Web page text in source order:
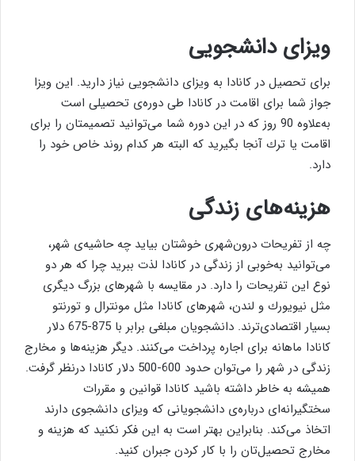
ویزای دانشجویی
برای تحصیل در كانادا به ویزای دانشجویی نیاز دارید. این ویزا
جواز شما برای اقامت در كانادا طی دوره‌ی تحصیلی است
به‌علاوه 90 روز كه در این دوره شما می‌توانید تصمیمتان را برای
اقامت یا ترك آنجا بگیرید كه البته هر كدام روند خاص خود را
دارد.
هزینه‌های زندگی
چه از تفریحات درون‌شهری خوشتان بیاید چه حاشیه‌ی شهر،
می‌توانید به‌خوبی از زندگی در كانادا لذت ببرید چرا كه هر دو
نوع این تفریحات را دارد. در مقایسه با شهرهای بزرگ دیگری
مثل نیویورك و لندن، شهرهای كانادا مثل مونترال و تورنتو
بسیار اقتصادی‌ترند. دانشجویان مبلغی برابر با 875-675 دلار
كانادا ماهانه برای اجاره پرداخت می‌كنند. دیگر هزینه‌ها و مخارج
زندگی در شهر را می‌توان حدود 600-500 دلار كانادا درنظر گرفت.
همیشه به خاطر داشته باشید كانادا قوانین و مقررات
سختگیرانه‌ای درباره‌ی دانشجویانی كه ویزای دانشجوی دارند
اتخاذ می‌كند. بنابراین بهتر است به این فكر نكنید كه هزینه و
مخارج تحصیل‌تان را با كار كردن جبران كنید.